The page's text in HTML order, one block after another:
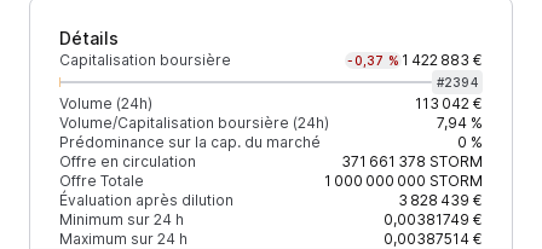
Détails
Capitalisation boursière -0,37 % 1 422 883 €
#2394
Volume (24h)
113 042 €
Volume/Capitalisation boursière (24h)
7,94 %
Prédominance sur la cap. du marché
0 %
Offre en circulation
371 661 378 STORM
Offre Totale
1 000 000 000 STORM
Évaluation après dilution
3 828 439 €
Minimum sur 24 h
0,00381749 €
Maximum sur 24 h
0,00387514 €